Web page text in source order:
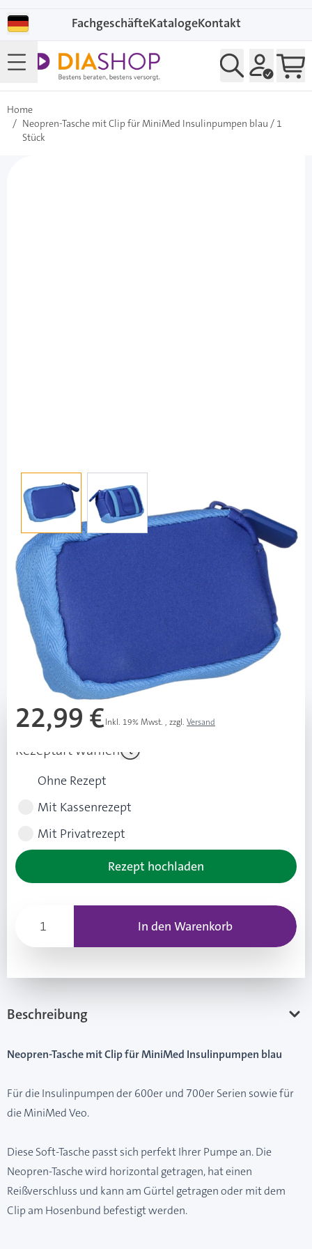
FachgeschäfteKatalogeKontakt
Home
/ Neopren-Tasche mit Clip für MiniMed Insulinpumpen blau / 1
Stück
View larger image
Medtronic
Neopren-Tasche mit Clip für MiniMed
Insulinpumpen blau / 1 Stück
PZN: 10730627 / Diashop.de Kat.-Nr.
Lieferzeit 3-7 Werktage
Mehr über das Produkt
22,99 €Inkl. 19% Mwst. , zzgl. Versand
Rezeptart wählen
Ohne Rezept
Mit Kassenrezept
Mit Privatrezept
Rezept hochladen
In den Warenkorb
Beschreibung
Neopren-Tasche mit Clip für MiniMed Insulinpumpen blau
Für die Insulinpumpen der 600er und 700er Serien sowie für
die MiniMed Veo.
Diese Soft-Tasche passt sich perfekt Ihrer Pumpe an. Die
Neopren-Tasche wird horizontal getragen, hat einen
Reißverschluss und kann am Gürtel getragen oder mit dem
Clip am Hosenbund befestigt werden.